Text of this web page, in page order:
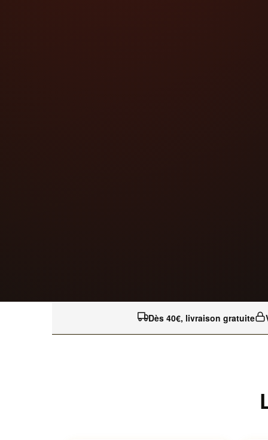
Dès 40€, livraison gratuite